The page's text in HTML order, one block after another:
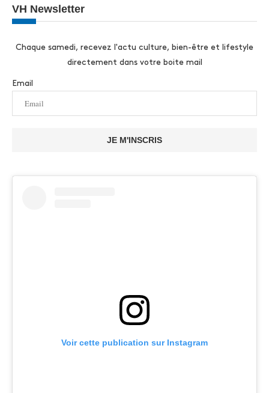
VH Newsletter
Chaque samedi, recevez l'actu culture, bien-être et lifestyle
directement dans votre boite mail
Email
JE M'INSCRIS
Voir cette publication sur Instagram